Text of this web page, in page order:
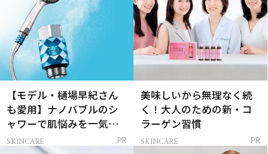
【モデル・樋場早紀さん
も愛用】ナノバブルのシ
ャワーで肌悩みを一気に
解決
SKINCARE PR
美味しいから無理なく続
く！大人のための新・コ
ラーゲン習慣
SKINCARE PR